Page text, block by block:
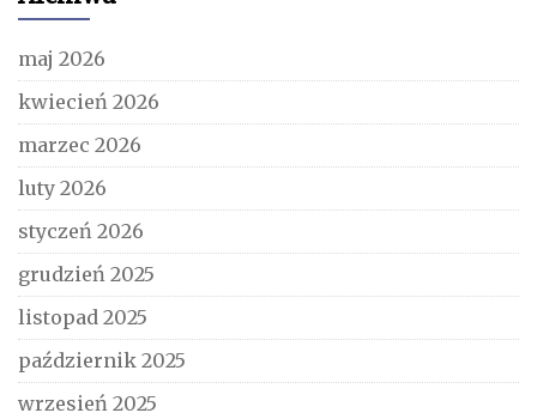
maj 2026
kwiecień 2026
marzec 2026
luty 2026
styczeń 2026
grudzień 2025
listopad 2025
październik 2025
wrzesień 2025